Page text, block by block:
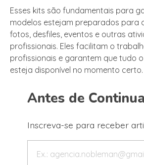
Esses kits são fundamentais para
modelos estejam preparados para
fotos, desfiles, eventos e outras
profissionais. Eles facilitam o
profissionais e garantem que tudo
esteja disponível no momento certo.
Antes de
Inscreva-se para receber